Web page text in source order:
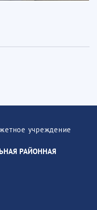
учреждение
РАЙОННАЯ